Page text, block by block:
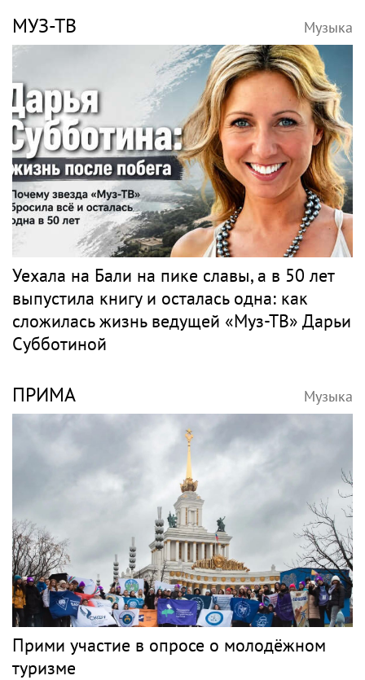
МУЗ-ТВ Музыка
Уехала на Бали на пике славы, а в 50 лет
выпустила книгу и осталась одна: как
сложилась жизнь ведущей «Муз-ТВ» Дарьи
Субботиной
ПРИМА Музыка
Прими участие в опросе о молодёжном
туризме